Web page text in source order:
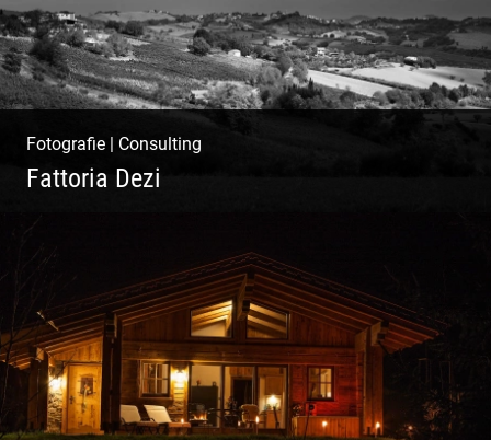
Fotografie | Consulting
Fattoria Dezi
Übersetzung & Medien | Fotografie &
Texting | Feine Weine